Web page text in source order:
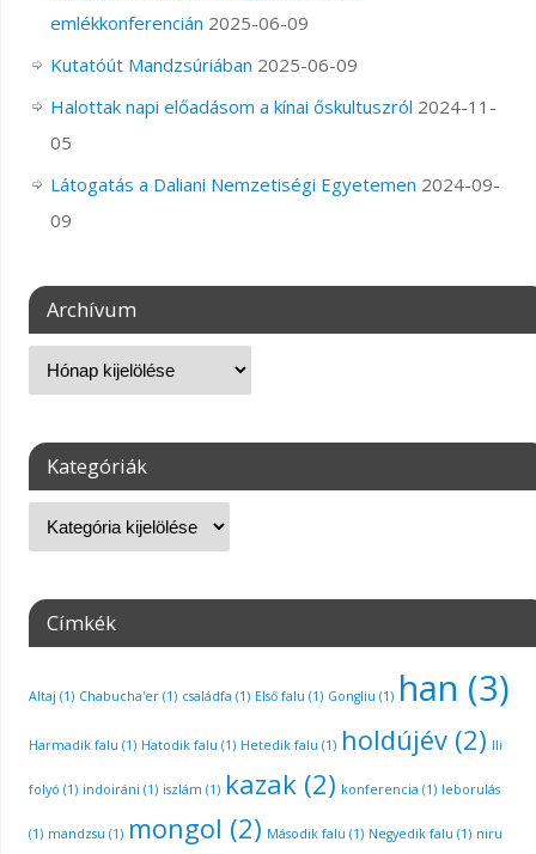
emlékkonferencián 2025-06-09
Kutatóút Mandzsúriában 2025-06-09
Halottak napi előadásom a kínai őskultuszról 2024-11-
05
Látogatás a Daliani Nemzetiségi Egyetemen 2024-09-
09
Archívum
Kategóriák
Címkék
Altaj (1) Chabucha'er(1) családfa (1) Első falu (1) Gongliu (1) han (3)
Harmadik falu (1) Hatodik falu (1) Hetedik falu (1) holdújév(2) Ili
folyó (1) indoiráni (1) iszlám (1) kazak(2) konferencia (1) leborulás
(1) mandzsu (1) mongol (2) Második falu (1) Negyedik falu (1) niru